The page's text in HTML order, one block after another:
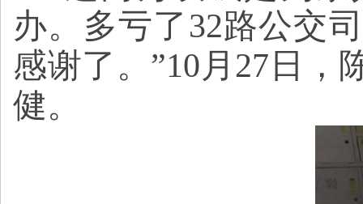
办。多亏了 32路公交
感谢了。 ”10月27日，
健。